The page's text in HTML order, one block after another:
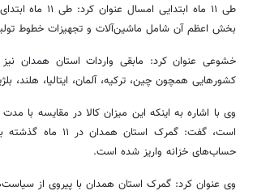
طی ۱۱ ماه
بخش اعظم آن شامل ماشین‌آلات و تجهیزات خطوط
خشوعی عنوان کرد: مابقی واردات استان همدان
کشورهایی همچون چین، ترکیه، آلمان، ایتالیا، هلند،
حساب‌های خزانه واریز شده است.
وی عنوان کرد: گمرک استان همدان با پیروی از